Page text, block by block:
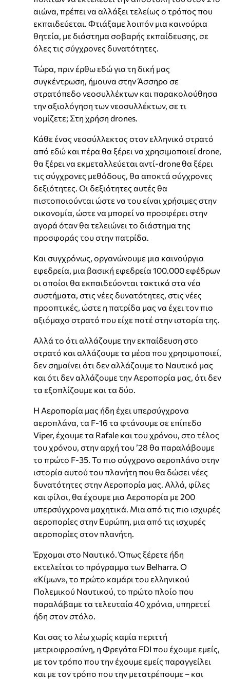
αιώνα, πρέπει να αλλάξει τελείως ο τρόπος που
εκπαιδεύεται. Φτιάξαμε λοιπόν μια καινούρια
θητεία, με διάστημα σοβαρής εκπαίδευσης, σε
όλες τις σύγχρονες δυνατότητες.
Τώρα, πριν έρθω εδώ για τη δική μας
συγκέντρωση, ήμουνα στην Άσσηρο σε
στρατόπεδο νεοσυλλέκτων και παρακολούθησα
την αξιολόγηση των νεοσυλλέκτων, σε τι
νομίζετε; Στη χρήση drones.
Κάθε ένας νεοσύλλεκτος στον ελληνικό στρατό
από εδώ και πέρα θα ξέρει να χρησιμοποιεί drone,
θα ξέρει να εκμεταλλεύεται αντί-drone θα ξέρει
τις σύγχρονες μεθόδους, θα αποκτά σύγχρονες
δεξιότητες. Οι δεξιότητες αυτές θα
πιστοποιούνται ώστε να του είναι χρήσιμες στην
οικονομία, ώστε να μπορεί να προσφέρει στην
αγορά όταν θα τελειώνει το διάστημα της
προσφοράς του στην πατρίδα.
Και συγχρόνως, οργανώνουμε μια καινούργια
εφεδρεία, μια βασική εφεδρεία 100.000 εφέδρων
οι οποίοι θα εκπαιδεύονται τακτικά στα νέα
συστήματα, στις νέες δυνατότητες, στις νέες
προοπτικές, ώστε η πατρίδα μας να έχει τον πιο
αξιόμαχο στρατό που είχε ποτέ στην ιστορία της.
Αλλά το ότι αλλάζουμε την εκπαίδευση στο
στρατό και αλλάζουμε τα μέσα που χρησιμοποιεί,
δεν σημαίνει ότι δεν αλλάζουμε το Ναυτικό μας
και ότι δεν αλλάζουμε την Αεροπορία μας, ότι δεν
τα εξοπλίζουμε και τα δύο.
Η Αεροπορία μας ήδη έχει υπερσύγχρονα
αεροπλάνα, τα F-16 τα φτάνουμε σε επίπεδο
Viper, έχουμε τα Rafale και του χρόνου, στο τέλος
του χρόνου, στην αρχή του ’28 θα παραλάβουμε
το πρώτο F-35. Το πιο σύγχρονο αεροπλάνο στην
ιστορία αυτού του πλανήτη που θα δώσει νέες
δυνατότητες στην Αεροπορία μας. Αλλά, φίλες
και φίλοι, θα έχουμε μια Αεροπορία με 200
υπερσύγχρονα μαχητικά. Μια από τις πιο ισχυρές
αεροπορίες στην Ευρώπη, μια από τις ισχυρές
αεροπορίες στον πλανήτη.
Έρχομαι στο Ναυτικό. Όπως ξέρετε ήδη
εκτελείται το πρόγραμμα των Belharra. Ο
«Κίμων», το πρώτο καμάρι του ελληνικού
Πολεμικού Ναυτικού, το πρώτο πλοίο που
παραλάβαμε τα τελευταία 40 χρόνια, υπηρετεί
ήδη στον στόλο.
Και σας το λέω χωρίς καμία περιττή
μετριοφροσύνη, η Φρεγάτα FDI που έχουμε εμείς,
με τον τρόπο που την έχουμε εμείς παραγγείλει
και με τον τρόπο που την μετατρέπουμε – και